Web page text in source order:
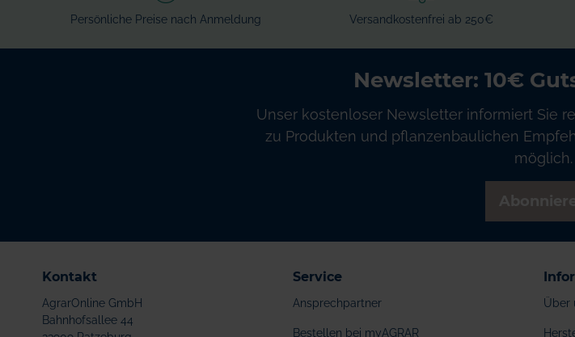
Persönliche Preise nach Anmeldung Versandkostenfrei ab 250€
Newsletter: 10€
Unser kostenloser Newsletter informiert Sie
zu Produkten und pflanzenbaulichen
möglich.
Kontakt
AgrarOnline GmbH
Bahnhofsallee 44
Service
Ansprechpartner
Bestellen bei myAGRAR
Über